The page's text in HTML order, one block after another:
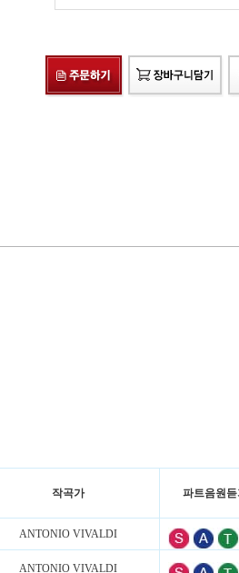
작곡가 파트음원듣
ANTONIO VIVALDI
ANTONIO VIVALDI